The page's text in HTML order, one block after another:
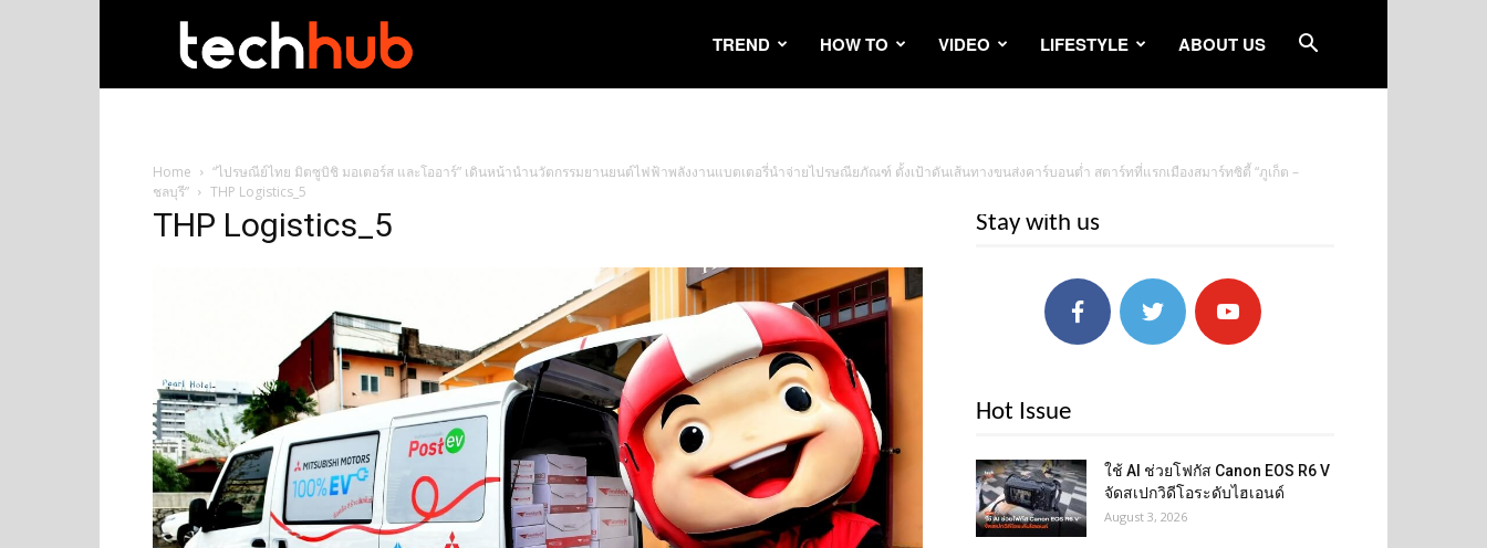
TREND HOW TO VIDEO LIFESTYLE ABOUT US
Home
“ไปรษณีย์ไทย มิตซูบิชิ มอเตอร์ส และโออาร์” เดินหน้านำนวัตกรรมยานยนต์ไฟฟ้าพลังงานแบตเตอรี่นำจ่ายไปรษณียภัณฑ์ ตั้งเป้าดันเส้นทางขนส่งคาร์บอนต่ำ สตาร์ทที่แรกเมืองสมาร์ทซิตี้ “ภูเก็ต –
ชลบุรี”
THP Logistics_5
THP Logistics_5 Stay with us
Hot Issue
ใช้ AI ช่วยโฟกัส Canon EOS R6 V
จัดสเปกวิดีโอระดับไฮเอนด์
August 3, 2026